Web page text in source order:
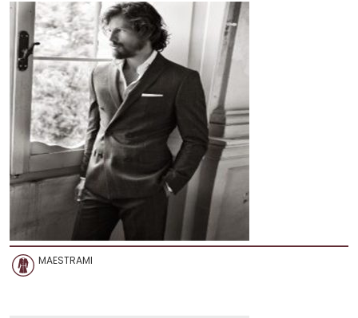
MAESTRAMI